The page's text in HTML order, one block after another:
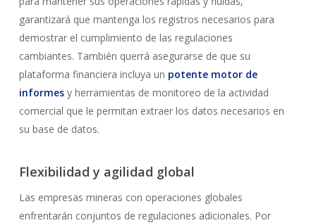
garantizará que mantenga los registros necesarios para
demostrar el cumplimiento de las regulaciones
cambiantes. También querrá asegurarse de que su
plataforma financiera incluya un potente motor de
informesy herramientas de monitoreo de la actividad
comercial que le permitan extraer los datos necesarios en
su base de datos.
Flexibilidad y agilidad global
Las empresas mineras con operaciones globales
enfrentarán conjuntos de regulaciones adicionales. Por